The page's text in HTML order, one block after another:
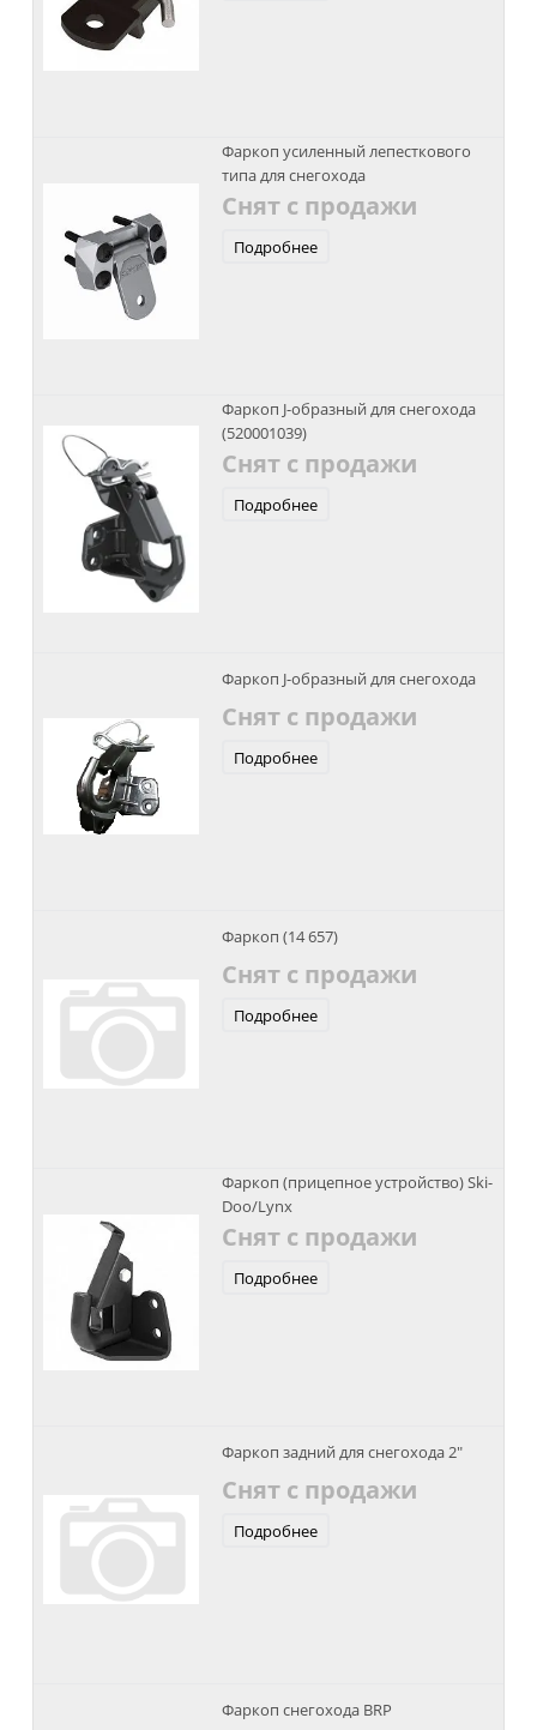
Фаркоп усиленный лепесткового
типа для снегохода
Снят с продажи
Подробнее
Фаркоп J-образный для снегохода
(520001039)
Снят с продажи
Подробнее
Фаркоп J-образный для снегохода
Снят с продажи
Подробнее
Фаркоп (14 657)
Снят с продажи
Подробнее
Фаркоп (прицепное устройство) Ski-
Doo/Lynx
Снят с продажи
Подробнее
Фаркоп задний для снегохода 2"
Снят с продажи
Подробнее
Фаркоп снегохода BRP